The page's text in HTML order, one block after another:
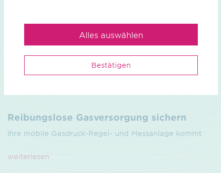
Reparaturarbeiten ohne Erdgasverlust
Wirtschaftlich und umweltfreundlich mit mobilem
Verdichter
Reibungslose Gas­versorgung sichern
Ihre mobile Gasdruck-Regel- und Mess­anlage kommt
weiterlesen
Bestätigen
Alles auswählen